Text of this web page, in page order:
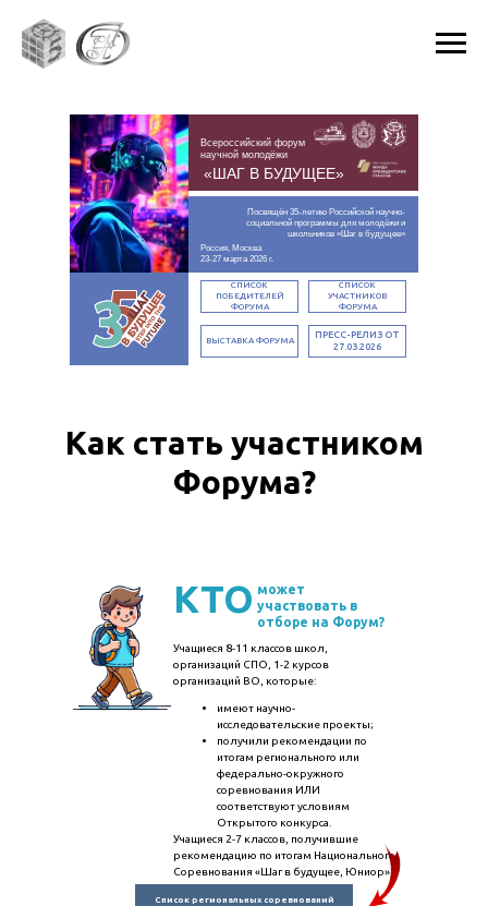
Всероссийский форум
научной молодёжи
Посвящён 35-летию Российской научно-
социальной программы для молодёжи и
школьников «Шаг в будущее»
«ШАГ В БУДУЩЕЕ»
СПИСОК
ПОБЕДИТЕЛЕЙ
ФОРУМА
СПИСОК
УЧАСТНИКОВ
ФОРУМА
ВЫСТАВКА ФОРУМА
ПРЕСС-РЕЛИЗ ОТ
27.03.2026
Россия, Москва
23-27 марта 2026 г.
Как стать участником
Форума?
КТО может
участвовать в
отборе на Форум?
Учащиеся 8-11 классов школ,
организаций СПО, 1-2 курсов
организаций ВО, которые:
имеют научно-
исследовательские проекты;
получили рекомендации по
итогам регионального или
федерально-окружного
соревнования ИЛИ
соответствуют условиям
Открытого конкурса.
Учащиеся 2-7 классов, получившие
рекомендацию по итогам Национального
Соревнования «Шаг в будущее, Юниор»
Список региональных соревнований